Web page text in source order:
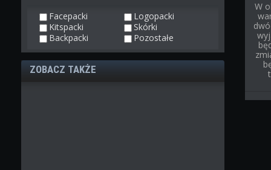
Facepacki
Logopacki
Kitspacki
Skórki
Backpacki
Pozostałe
ZOBACZ TAKŻE
W